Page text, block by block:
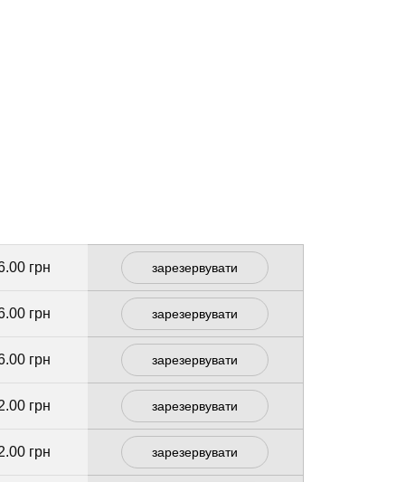
грн зарезервувати
грн зарезервувати
грн зарезервувати
грн зарезервувати
грн зарезервувати